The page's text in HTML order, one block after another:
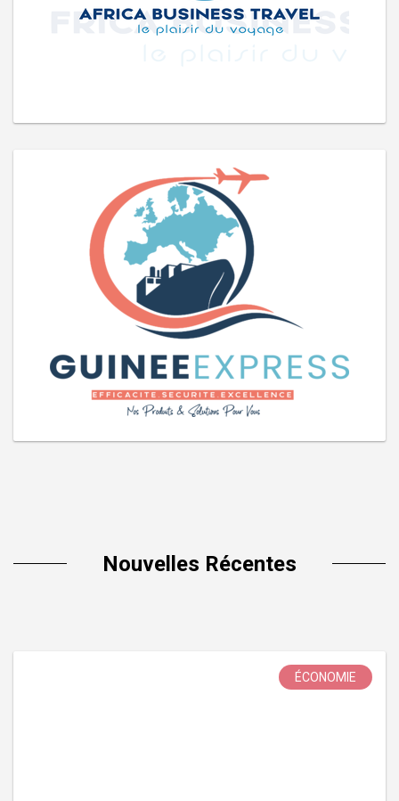
Nouvelles Récentes
ÉCONOMIE